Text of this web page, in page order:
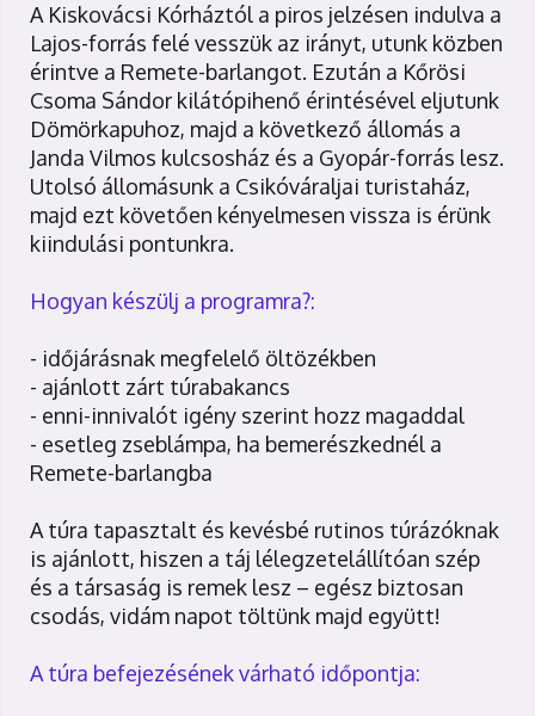
A Kiskovácsi Kórháztól a piros jelzésen indulva a
Lajos-forrás felé vesszük az irányt, utunk közben
érintve a Remete-barlangot. Ezután a Kőrösi
Csoma Sándor kilátópihenő érintésével eljutunk
Dömörkapuhoz, majd a következő állomás a
Janda Vilmos kulcsosház és a Gyopár-forrás lesz.
Utolsó állomásunk a Csikóváraljai turistaház,
majd ezt követően kényelmesen vissza is érünk
kiindulási pontunkra.
Hogyan készülj a programra?:
- időjárásnak megfelelő öltözékben
- ajánlott zárt túrabakancs
- enni-innivalót igény szerint hozz magaddal
- esetleg zseblámpa, ha bemerészkednél a
Remete-barlangba
A túra tapasztalt és kevésbé rutinos túrázóknak
is ajánlott, hiszen a táj lélegzetelállítóan szép
és a társaság is remek lesz – egész biztosan
csodás, vidám napot töltünk majd együtt!
A túra befejezésének várható időpontja: